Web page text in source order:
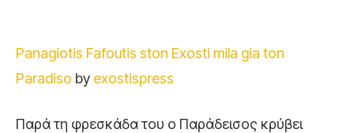
Panagiotis Fafoutis ston Exosti mila gia ton
Paradiso by exostispress
Παρά τη φρεσκάδα του ο Παράδεισος κρύβει